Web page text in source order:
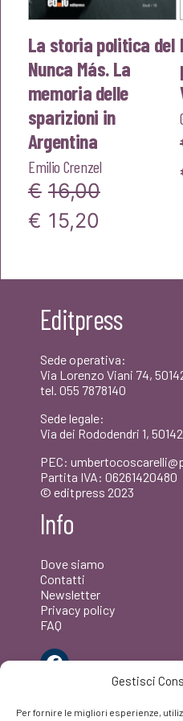
Gestisci
Per fornire le migliori esperienze,
La storia politica del
Nunca Más. La
memoria delle
sparizioni in
Argentina
Emilio Crenzel
€ 16,00
Il
originale
era:
€16,00.
€ 15,20
attuale
è:
Editpress
Sede operativa:
Via Lorenzo Viani 74,
tel. 055 7878140
Sede legale:
Via dei Rododendri 1,
PEC:
Partita IVA: 06261420480
© editpress 2023
Info
Dove siamo
Contatti
Newsletter
Privacy policy
FAQ